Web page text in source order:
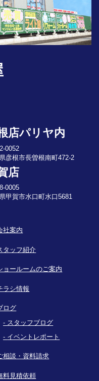
店パリヤ内
0052
彦根市長曽根南町472-2
店
0005
甲賀市水口町水口5681
社案内
タッフ紹介
ョールームのご案内
ラシ情報
ログ
スタッフブログ
イベントレポート
相談・資料請求
料見積依頼